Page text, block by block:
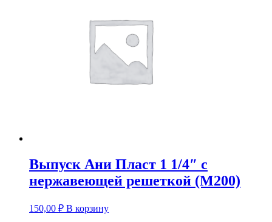
Выпуск Ани Пласт 1 1/4″ с
нержавеющей решеткой (M200)
150,00 ₽ В корзину